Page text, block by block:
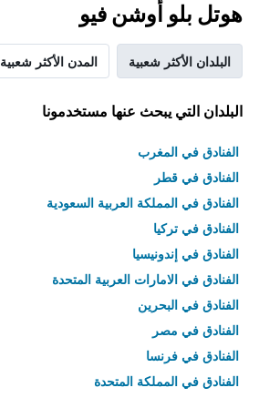
هوتل بلو أوشن فيو
البلدان الأكثر شعبية المدن الأكثر شعبية
البلدان التي يبحث عنها مستخدمونا
الفنادق في المغرب
الفنادق في قطر
الفنادق في المملكة العربية السعودية
الفنادق في تركيا
الفنادق في إندونيسيا
الفنادق في الامارات العربية المتحدة
الفنادق في البحرين
الفنادق في مصر
الفنادق في فرنسا
الفنادق في المملكة المتحدة